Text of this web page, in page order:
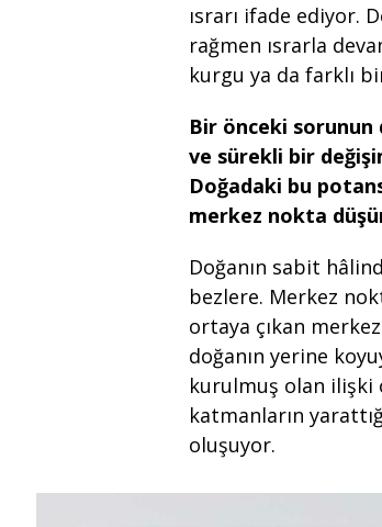
ısrarı ifade ediyor.
rağmen ısrarla
kurgu ya da farklı
Bir önceki sorunun
ve sürekli bir
Doğadaki bu
merkez nokta
Doğanın sabit
bezlere. Merkez
ortaya çıkan
doğanın yerine
kurulmuş olan ilişki
katmanların
oluşuyor.